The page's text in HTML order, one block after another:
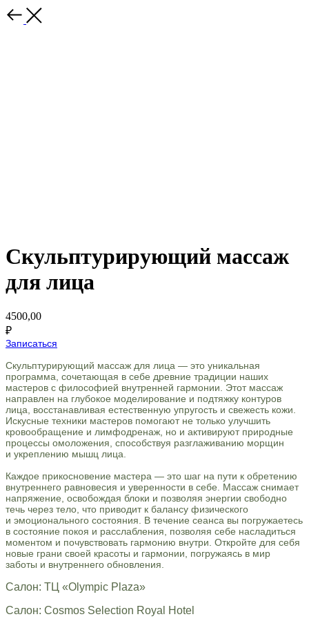
Скульптурирующий массаж
для лица
4500,00
₽
Записаться
Скульптурирующий массаж для лица — это уникальная
программа, сочетающая в себе древние традиции наших
мастеров с философией внутренней гармонии. Этот массаж
направлен на глубокое моделирование и подтяжку контуров
лица, восстанавливая естественную упругость и свежесть кожи.
Искусные техники мастеров помогают не только улучшить
кровообращение и лимфодренаж, но и активируют природные
процессы омоложения, способствуя разглаживанию морщин
и укреплению мышц лица.
Каждое прикосновение мастера — это шаг на пути к обретению
внутреннего равновесия и уверенности в себе. Массаж снимает
напряжение, освобождая блоки и позволяя энергии свободно
течь через тело, что приводит к балансу физического
и эмоционального состояния. В течение сеанса вы погружаетесь
в состояние покоя и расслабления, позволяя себе насладиться
моментом и почувствовать гармонию внутри. Откройте для себя
новые грани своей красоты и гармонии, погружаясь в мир
заботы и внутреннего обновления.
Салон: ТЦ «Olympic Plaza»
Салон: Cosmos Selection Royal Hotel